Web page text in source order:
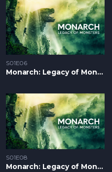
S01E06
Monarch: Legacy of Monsters S1 – Epizoda 06
S01E08
Monarch: Legacy of Monsters S1 – Epizoda 08